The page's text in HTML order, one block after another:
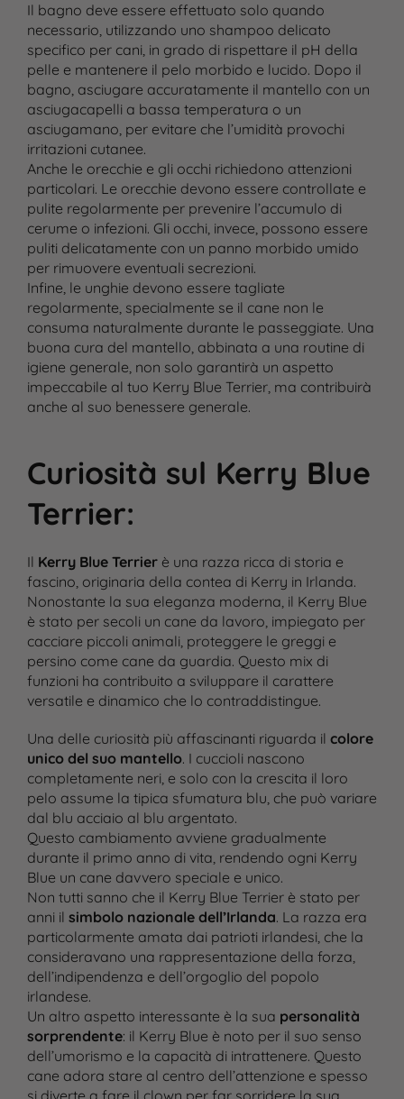
Il bagno deve essere effettuato solo quando
necessario, utilizzando uno shampoo delicato
specifico per cani, in grado di rispettare il pH della
pelle e mantenere il pelo morbido e lucido. Dopo il
bagno, asciugare accuratamente il mantello con un
asciugacapelli a bassa temperatura o un
asciugamano, per evitare che l’umidità provochi
irritazioni cutanee.
Anche le orecchie e gli occhi richiedono attenzioni
particolari. Le orecchie devono essere controllate e
pulite regolarmente per prevenire l’accumulo di
cerume o infezioni. Gli occhi, invece, possono essere
puliti delicatamente con un panno morbido umido
per rimuovere eventuali secrezioni.
Infine, le unghie devono essere tagliate
regolarmente, specialmente se il cane non le
consuma naturalmente durante le passeggiate. Una
buona cura del mantello, abbinata a una routine di
igiene generale, non solo garantirà un aspetto
impeccabile al tuo Kerry Blue Terrier, ma contribuirà
anche al suo benessere generale.
Curiosità sul Kerry Blue
Terrier:
Il Kerry Blue Terrierè una razza ricca di storia e
fascino, originaria della contea di Kerry in Irlanda.
Nonostante la sua eleganza moderna, il Kerry Blue
è stato per secoli un cane da lavoro, impiegato per
cacciare piccoli animali, proteggere le greggi e
persino come cane da guardia. Questo mix di
funzioni ha contribuito a sviluppare il carattere
versatile e dinamico che lo contraddistingue.
Una delle curiosità più affascinanti riguarda il colore
unico del suo mantello. I cuccioli nascono
completamente neri, e solo con la crescita il loro
pelo assume la tipica sfumatura blu, che può variare
dal blu acciaio al blu argentato.
Questo cambiamento avviene gradualmente
durante il primo anno di vita, rendendo ogni Kerry
Blue un cane davvero speciale e unico.
Non tutti sanno che il Kerry Blue Terrier è stato per
anni il simbolo nazionale dell’Irlanda. La razza era
particolarmente amata dai patrioti irlandesi, che la
consideravano una rappresentazione della forza,
dell’indipendenza e dell’orgoglio del popolo
irlandese.
Un altro aspetto interessante è la sua personalità
sorprendente: il Kerry Blue è noto per il suo senso
dell’umorismo e la capacità di intrattenere. Questo
cane adora stare al centro dell’attenzione e spesso